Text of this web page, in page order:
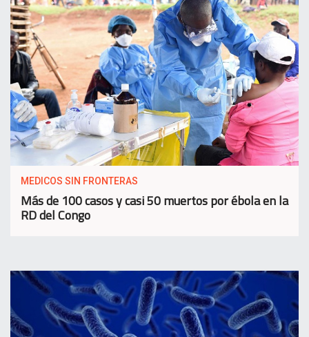
MEDICOS SIN FRONTERAS
Más de 100 casos y casi 50 muertos por ébola en la
RD del Congo